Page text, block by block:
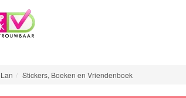
Stickers, Boeken en Vriendenboek